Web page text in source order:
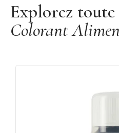
Explorez
Colorant